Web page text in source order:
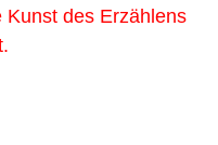
Kunst des Erzählens